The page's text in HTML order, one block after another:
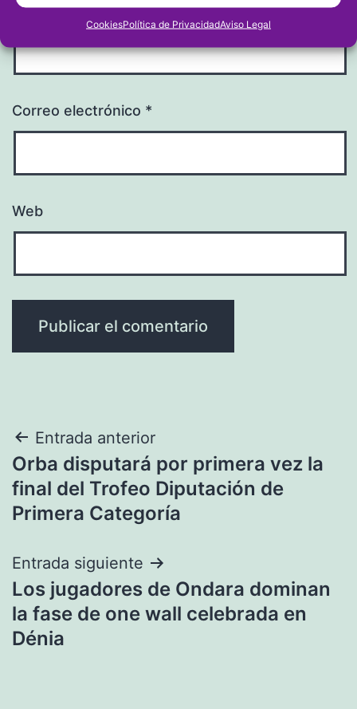
CookiesPolítica de PrivacidadAviso Legal
Nombre*
Correo electrónico *
Web
Navegación
de
entradas
Entrada anterior
Orba disputará por primera vez la
final del Trofeo Diputación de
Primera Categoría
Entrada siguiente
Los jugadores de Ondara dominan
la fase de one wall celebrada en
Dénia